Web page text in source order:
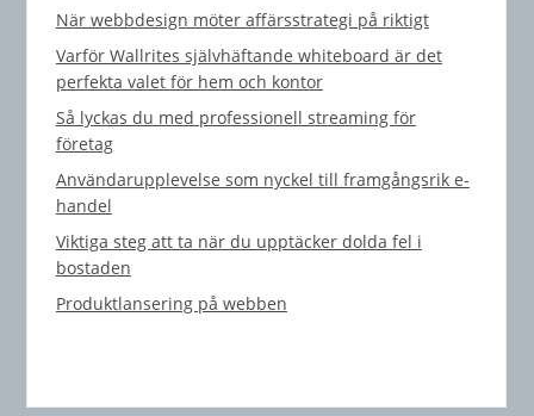
När webbdesign möter affärsstrategi på riktigt
Varför Wallrites självhäftande whiteboard är det
perfekta valet för hem och kontor
Så lyckas du med professionell streaming för
företag
Användarupplevelse som nyckel till framgångsrik e-
handel
Viktiga steg att ta när du upptäcker dolda fel i
bostaden
Produktlansering på webben